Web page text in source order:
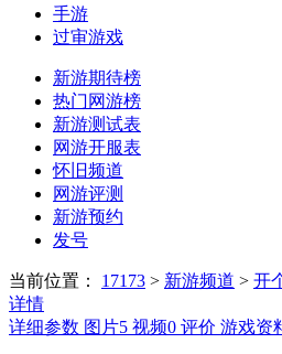
手游
过审游戏
新游期待榜
热门网游榜
新游测试表
网游开服表
怀旧频道
网游评测
新游预约
发号
当前位置： 17173 > 新游频道 > 开
详情
详细参数 图片5 视频0 评价 游戏资